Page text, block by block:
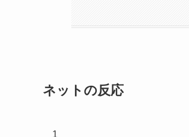
ネットの反応
1